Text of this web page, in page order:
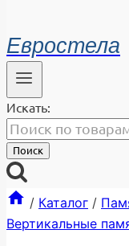
Евростела
Искать:
Поиск
/ Каталог /
Вертикальные